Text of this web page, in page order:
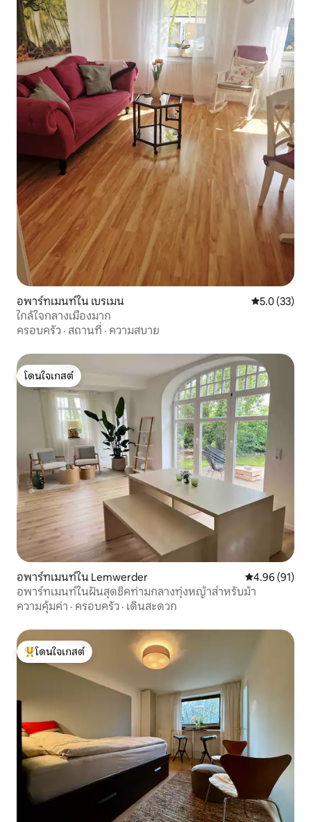
อพาร์ทเมนท์ใน เบรเมน คะแนนเฉลี่ย
5.0 (33)
ใกล้ใจกลางเมืองมาก
ครอบครัว · สถานที่ · ความสบาย
โดนใจเกสต์
โดนใจเกสต์
อพาร์ทเมนท์ใน Lemwerder คะแนนเฉลี่ย
4.96 (91)
อพาร์ทเมนท์ในฝันสุดชิคท่ามกลางทุ่งหญ้าสำหรับม้า
ความคุ้มค่า · ครอบครัว · เดินสะดวก
โดนใจเกสต์ที่สุด
โดนใจเกสต์